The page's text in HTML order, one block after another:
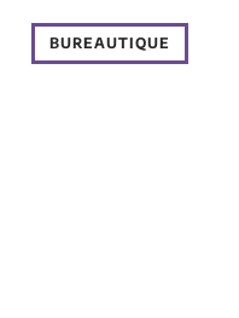
BUREAUTIQUE